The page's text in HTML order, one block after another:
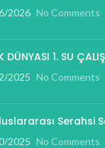
2026 No Comments
DÜNYASI 1. SU
2025 No Comments
Serahsi
2025 No Comments